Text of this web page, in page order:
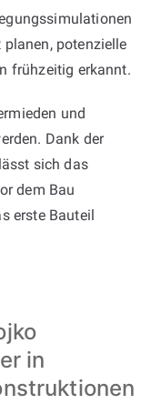
potenzielle
frühzeitig erkannt.
und
Dank der
sich das
dem Bau
erste Bauteil
in